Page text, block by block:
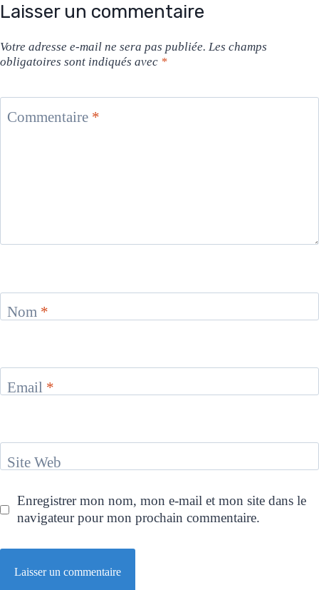
Laisser un commentaire
Votre adresse e-mail ne sera pas publiée. Les champs
obligatoires sont indiqués avec *
Commentaire *
Nom *
Email *
Site Web
Enregistrer mon nom, mon e-mail et mon site dans le
navigateur pour mon prochain commentaire.